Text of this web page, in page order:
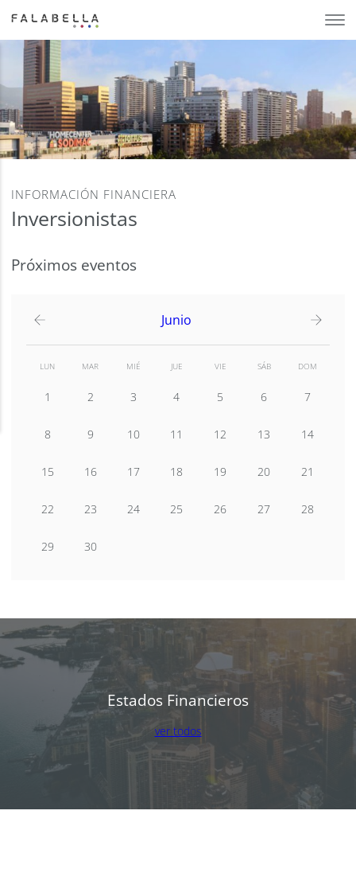
INFORMACIÓN FINANCIERA
Inversionistas
Próximos eventos
Junio
LUN MAR MIÉ JUE VIE SÁB DOM
1 2 3 4 5 6 7
8 9 10 11 12 13 14
15 16 17 18 19 20 21
22 23 24 25 26 27 28
29 30
Estados Financieros
ver todos